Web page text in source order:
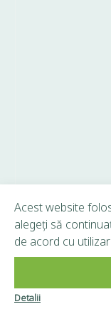
Copyright ©
Acest website
alegeți să
de acord cu
Detalii